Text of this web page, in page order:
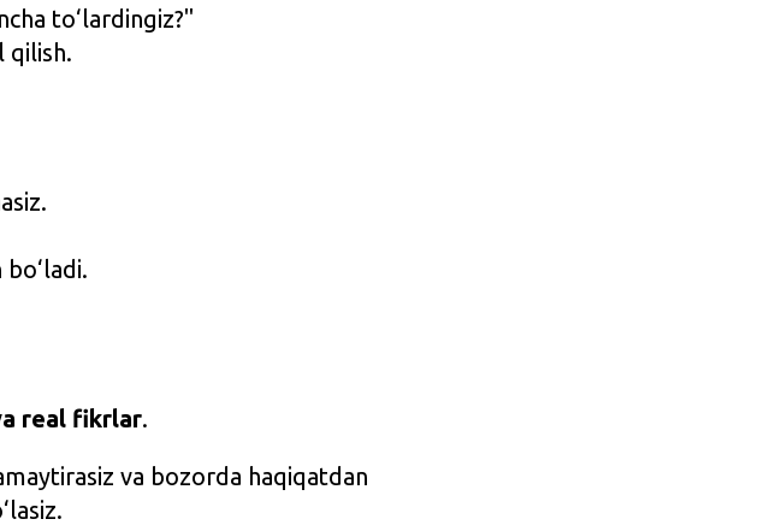
to‘lardingiz?"
qilish.
real fikrlar.
va bozorda haqiqatdan